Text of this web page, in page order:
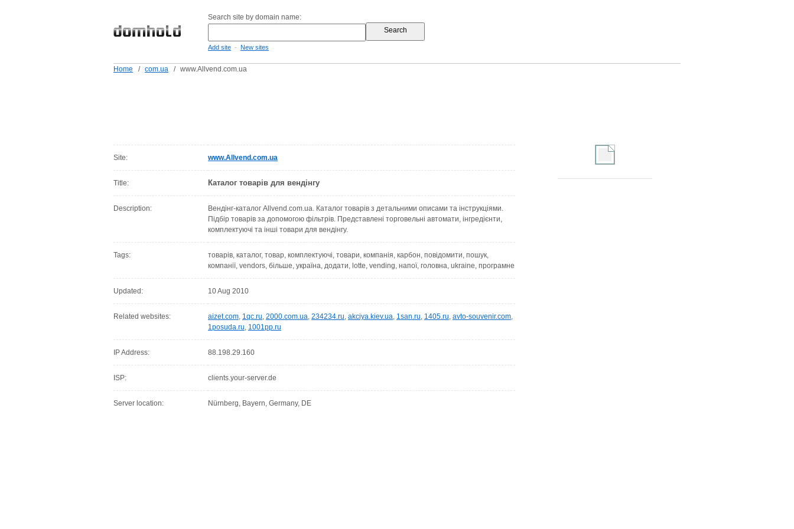
Search site by domain name:
Add site - New sites
Home / com.ua / www.Allvend.com.ua
Site: www.Allvend.com.ua
Title: Каталог товарів для вендінгу
Description:
Вендінг-каталог Allvend.com.ua. Каталог товарів з детальними описами та інструкціями.
Підбір товарів за допомогою фільтрів. Представлені торговельні автомати, інгредієнти,
комплектуючі та інші товари для вендінгу.
Tags:
товарів, каталог, товар, комплектуючі, товари, компанія, карбон, повідомити, пошук,
компанії, vendors, більше, україна, додати, lotte, vending, напої, головна, ukraine, програмне
Updated: 10 Aug 2010
Related websites: aizet.com, 1qc.ru, 2000.com.ua, 234234.ru, akciya.kiev.ua, 1san.ru, 1405.ru, avto-souvenir.com,
1posuda.ru, 1001pp.ru
IP Address: 88.198.29.160
ISP: clients.your-server.de
Server location: Nürnberg, Bayern, Germany, DE